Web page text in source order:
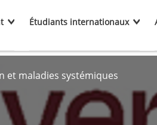
Étudiants internationaux
et maladies systémiques